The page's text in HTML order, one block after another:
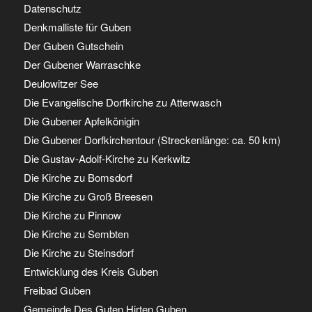
Datenschutz
Denkmalliste für Guben
Der Guben Gutschein
Der Gubener Warraschke
Deulowitzer See
Die Evangelische Dorfkirche zu Atterwasch
Die Gubener Apfelkönigin
Die Gubener Dorfkirchentour (Streckenlänge: ca. 50 km)
Die Gustav-Adolf-Kirche zu Kerkwitz
Die Kirche zu Bomsdorf
Die Kirche zu Groß Breesen
Die Kirche zu Pinnow
Die Kirche zu Sembten
Die Kirche zu Steinsdorf
Entwicklung des Kreis Guben
Freibad Guben